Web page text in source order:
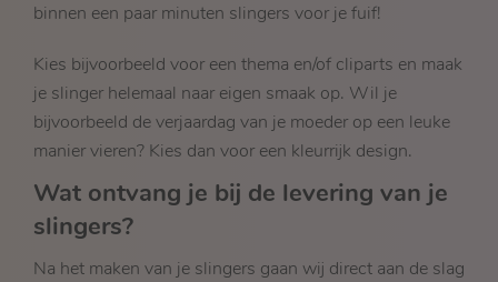
binnen een paar minuten slingers voor je fuif!
Kies bijvoorbeeld voor een thema en/of cliparts en maak
je slinger helemaal naar eigen smaak op. Wil je
bijvoorbeeld de verjaardag van je moeder op een leuke
manier vieren? Kies dan voor een kleurrijk design.
Wat ontvang je bij de levering van je
slingers?
Na het maken van je slingers gaan wij direct aan de slag